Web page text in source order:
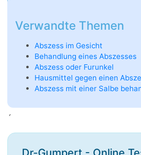
Verwandte Themen
Abszess im Gesicht
Behandlung eines Abszesses
Abszess oder Furunkel
Hausmittel gegen einen
Abszess mit einer Salbe
´
Dr-Gumpert - Online